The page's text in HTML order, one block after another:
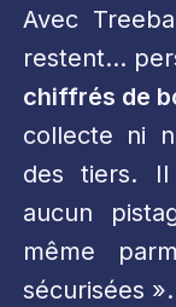
Avec
restent…
chiffrés de
collecte ni
des tiers.
aucun
même
sécurisées ».